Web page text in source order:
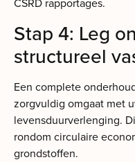
CSRD rapportages.
Stap 4: Leg
structureel
Een complete
zorgvuldig omgaat met
levensduurverlenging.
rondom circulaire
grondstoffen.